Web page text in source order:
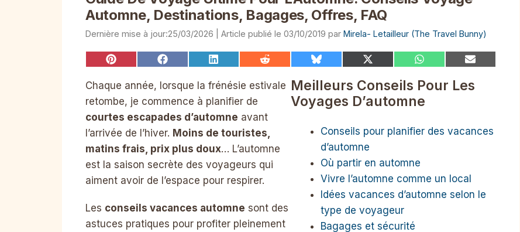
Automne, Destinations, Bagages, Offres, FAQ
25/03/2026 03/10/2019 par Mirela- Letailleur (The Travel Bunny)
Share
Pinterest
Share
Facebook
Share
LinkedIn
Share
Reddit
Share
Bluesky
Share
X
(Twitter)
Share
WhatsApp
Share
Email
Chaque année, lorsque la frénésie estivale
retombe, je commence à planifier de
courtes escapades d’automne avant
l’arrivée de l’hiver. Moins de touristes,
matins frais, prix plus doux… L’automne
est la saison secrète des voyageurs qui
aiment avoir de l’espace pour respirer.
Les conseils vacances automne sont des
astuces pratiques pour profiter pleinement
Meilleurs Conseils Pour Les
Voyages D’automne
Conseils pour planifier des vacances
d’automne
Où partir en automne
Vivre l’automne comme un local
Idées vacances d’automne selon le
type de voyageur
Bagages et sécurité